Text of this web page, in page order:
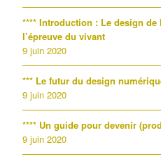
**** Introduction : Le design
l’épreuve du vivant
9 juin 2020
*** Le futur du design
9 juin 2020
**** Un guide pour devenir
9 juin 2020